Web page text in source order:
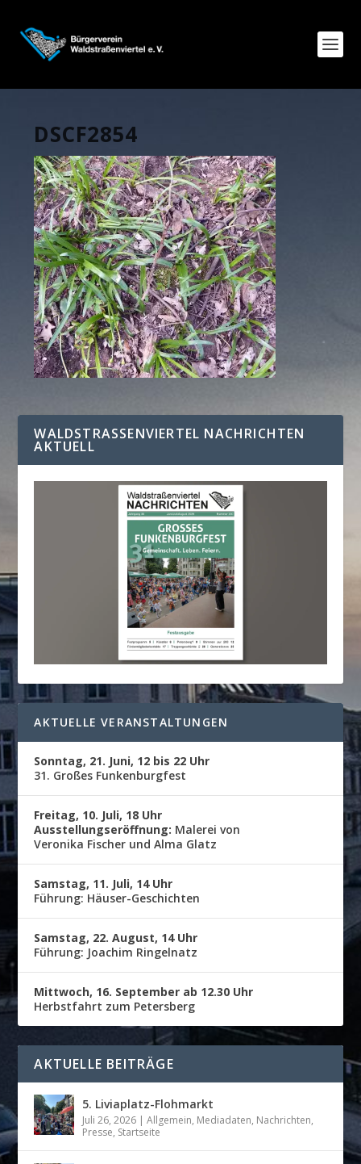
DSCF2854
WALDSTRASSENVIERTEL NACHRICHTEN A
KTUELL
AKTUELLE VERANSTALTUNGEN
Sonntag, 21. Juni, 12 bis 22 Uhr
31. Großes Funkenburgfest
Freitag, 10. Juli, 18 Uhr
Ausstellungseröffnung: Malerei von
Veronika Fischer und Alma Glatz
Samstag, 11. Juli, 14 Uhr
Führung: Häuser-Geschichten
Samstag, 22. August, 14 Uhr
Führung: Joachim Ringelnatz
Mittwoch, 16. September ab 12.30 Uhr
Herbstfahrt zum Petersberg
AKTUELLE BEITRÄGE
5. Liviaplatz-Flohmarkt
Juli 26, 2026 |Allgemein, Mediadaten, Nachrichten,
Presse, Startseite